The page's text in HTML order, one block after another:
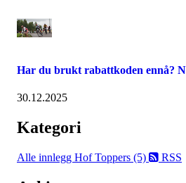
Har du brukt rabattkoden ennå?
30.12.2025
Kategori
Alle innlegg Hof Toppers (5) RSS